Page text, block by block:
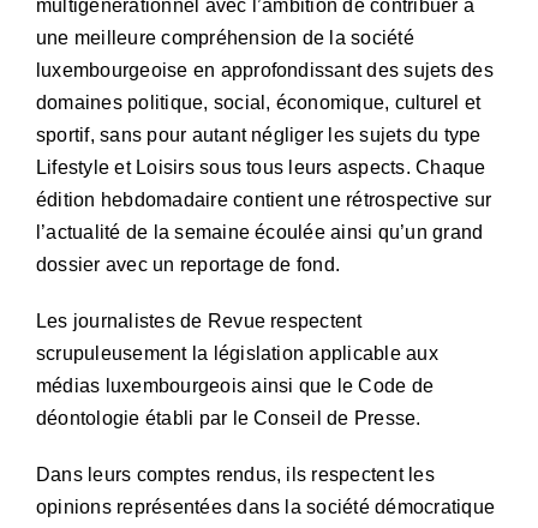
multigénérationnel avec l’ambition de contribuer à
une meilleure compréhension de la société
luxembourgeoise en approfondissant des sujets des
domaines politique, social, économique, culturel et
sportif, sans pour autant négliger les sujets du type
Lifestyle et Loisirs sous tous leurs aspects. Chaque
édition hebdomadaire contient une rétrospective sur
l’actualité de la semaine écoulée ainsi qu’un grand
dossier avec un reportage de fond.
Les journalistes de Revue respectent
scrupuleusement la législation applicable aux
médias luxembourgeois ainsi que le Code de
déontologie établi par le Conseil de Presse.
Dans leurs comptes rendus, ils respectent les
opinions représentées dans la société démocratique